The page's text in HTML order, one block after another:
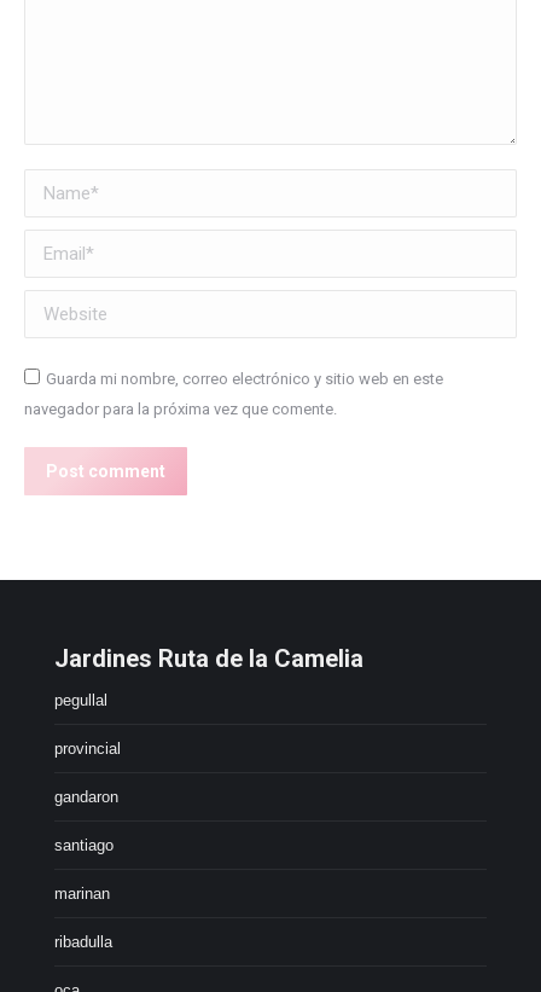
Name *
Email *
Website
Guarda mi nombre, correo electrónico y sitio web en este
navegador para la próxima vez que comente.
Post comment
Jardines Ruta de la Camelia
pegullal
provincial
gandaron
santiago
marinan
ribadulla